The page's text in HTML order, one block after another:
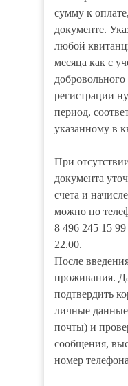
сумму к
документе.
любой
месяца как с
регистрации
период,
указанному в
При
документа
счета и
можно по
8 496 245 15
22.00.
После
проживания.
подтвердить
личные
почты) и
сообщения,
номер